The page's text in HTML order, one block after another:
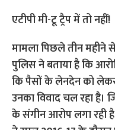
एटीपी मी-टू ट्रैप में तो नहीं!
मामला पिछले तीन महीने
पुलिस ने बताया है कि
कि पैसों के लेनदेन को
उनका विवाद चल रहा
के संगीन आरोप लगा रही